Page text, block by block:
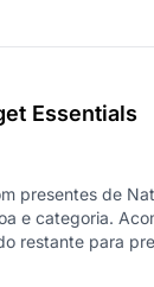
Essentials
presentes de
e categoria.
restante para